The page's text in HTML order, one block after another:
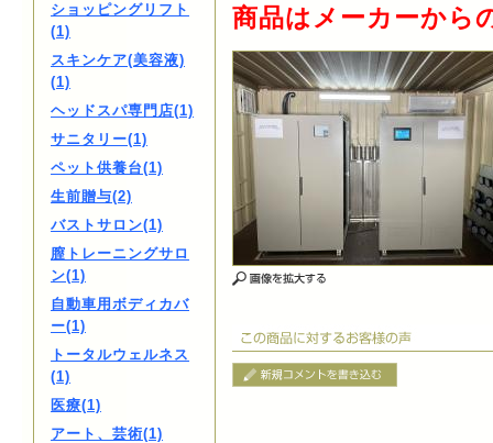
ショッピングリフト
(1)
スキンケア(美容液)
(1)
ヘッドスパ専門店(1)
サニタリー(1)
ペット供養台(1)
生前贈与(2)
バストサロン(1)
膣トレーニングサロ
ン(1)
自動車用ボディカバ
ー(1)
トータルウェルネス
(1)
医療(1)
アート、芸術(1)
商品はメーカーから